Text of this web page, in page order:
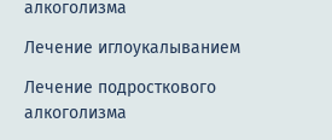
алкоголизма
Лечение иглоукалыванием
Лечение подросткового
алкоголизма